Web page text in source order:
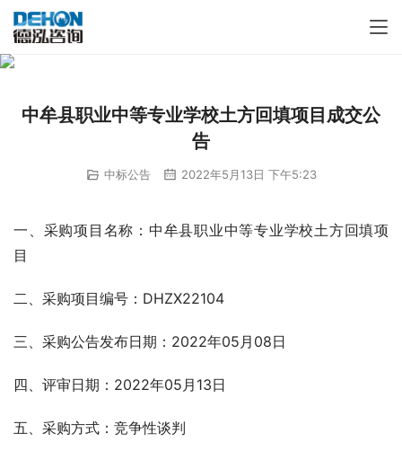
中牟县职业中等专业学校土方回填项目成交公
告
中标公告 2022年5月13日 下午5:23
一、采购项目名称：中牟县职业中等专业学校土方回填项
目
二、采购项目编号：DHZX22104
三、采购公告发布日期：2022年05月08日
四、评审日期：2022年05月13日
五、采购方式：竞争性谈判